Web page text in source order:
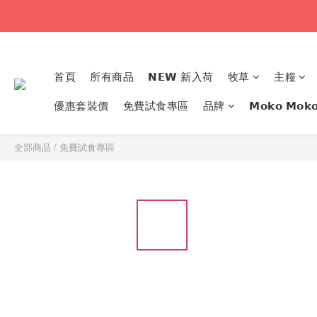
首頁 所有商品 𝗡𝗘𝗪 新入荷 牧草
主糧
優惠套裝價
免費試食專區 品牌 𝗠𝗼𝗸𝗼 𝗠𝗼𝗸𝗼
全部商品 / 免費試食專區